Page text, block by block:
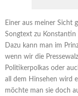
Einer aus meiner Sicht
Songtext zu Konstantin
Dazu kann man im
wenn wir die
Politikerpolkas oder
all dem Hinsehen wird
möchte man sie doch